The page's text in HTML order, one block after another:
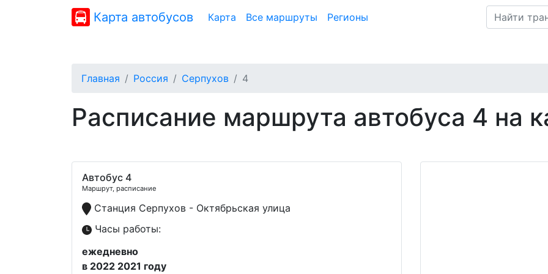
Карта автобусов Карта Все маршруты Регионы
Главная Россия Серпухов 4
Расписание маршрута автобуса 4 на
Автобус 4
Маршрут, расписание
Станция Серпухов - Октябрьская улица
Часы работы:
ежедневно
в 2022 2021 году